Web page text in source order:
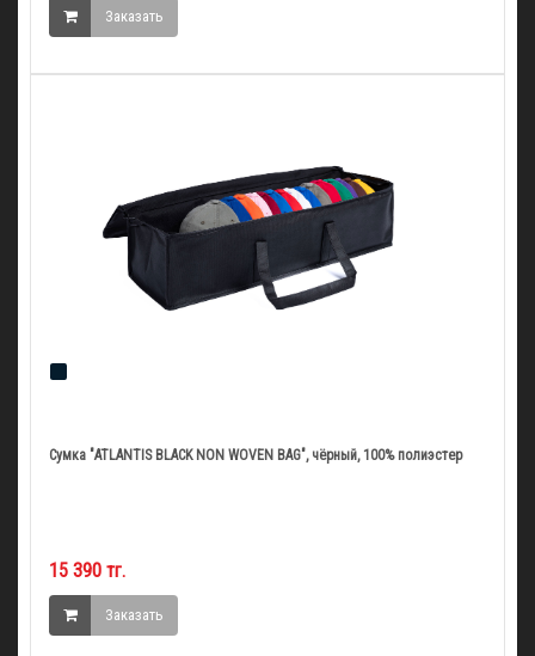
Заказать
Сумка "ATLANTIS BLACK NON WOVEN BAG", чёрный, 100% полиэстер
15 390 тг.
Заказать